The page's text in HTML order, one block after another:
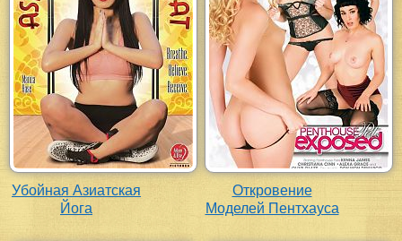
Убойная Азиатская
Йога
Откровение
Моделей Пентхауса